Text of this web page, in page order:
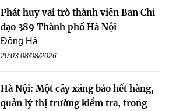
Phát huy vai trò thành viên Ban Chỉ
đạo 389 Thành phố Hà Nội
Đông Hà
20:03 08/08/2026
Hà Nội: Một cây xăng báo hết hàng,
quản lý thị trường kiểm tra, trong